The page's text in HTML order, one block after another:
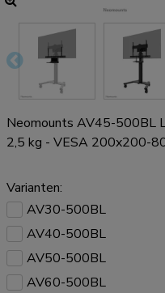
Neomounts AV45-500BL
2,5 kg - VESA 200x200-
Varianten:
AV30-500BL
AV40-500BL
AV50-500BL
AV60-500BL